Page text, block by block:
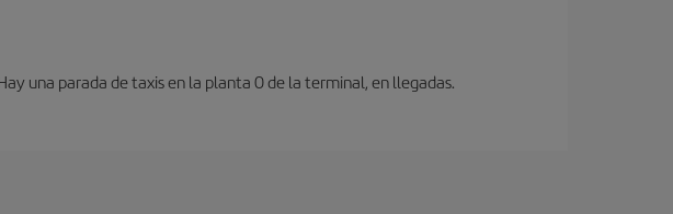
una parada de taxis en la planta 0 de la terminal, en llegadas.